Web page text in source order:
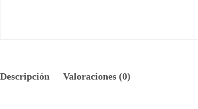
Descripción Valoraciones (0)